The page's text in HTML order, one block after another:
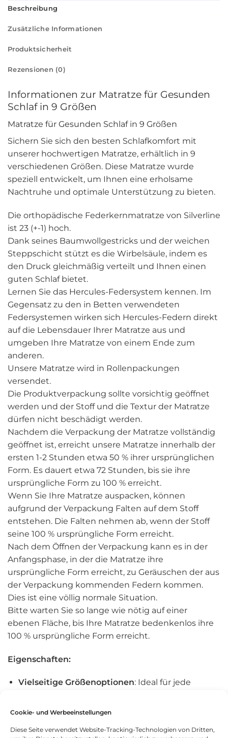
Cookie- und Werbeeinstellungen
Diese Seite verwendet Website-Tracking-Technologien von Dritten,
Beschreibung
Zusätzliche Informationen
Produktsicherheit
Rezensionen (0)
Informationen zur Matratze für Gesunden
Schlaf in 9 Größen
Matratze für Gesunden Schlaf in 9 Größen
Sichern Sie sich den besten Schlafkomfort mit
unserer hochwertigen Matratze, erhältlich in 9
verschiedenen Größen. Diese Matratze wurde
speziell entwickelt, um Ihnen eine erholsame
Nachtruhe und optimale Unterstützung zu bieten.
Die orthopädische Federkernmatratze von Silverline
ist 23 (+-1) hoch.
Dank seines Baumwollgestricks und der weichen
Steppschicht stützt es die Wirbelsäule, indem es
den Druck gleichmäßig verteilt und Ihnen einen
guten Schlaf bietet.
Lernen Sie das Hercules-Federsystem kennen. Im
Gegensatz zu den in Betten verwendeten
Federsystemen wirken sich Hercules-Federn direkt
auf die Lebensdauer Ihrer Matratze aus und
umgeben Ihre Matratze von einem Ende zum
anderen.
Unsere Matratze wird in Rollenpackungen
versendet.
Die Produktverpackung sollte vorsichtig geöffnet
werden und der Stoff und die Textur der Matratze
dürfen nicht beschädigt werden.
Nachdem die Verpackung der Matratze vollständig
geöffnet ist, erreicht unsere Matratze innerhalb der
ersten 1-2 Stunden etwa 50 % ihrer ursprünglichen
Form. Es dauert etwa 72 Stunden, bis sie ihre
ursprüngliche Form zu 100 % erreicht.
Wenn Sie Ihre Matratze auspacken, können
aufgrund der Verpackung Falten auf dem Stoff
entstehen. Die Falten nehmen ab, wenn der Stoff
seine 100 % ursprüngliche Form erreicht.
Nach dem Öffnen der Verpackung kann es in der
Anfangsphase, in der die Matratze ihre
ursprüngliche Form erreicht, zu Geräuschen der aus
der Verpackung kommenden Federn kommen.
Dies ist eine völlig normale Situation.
Bitte warten Sie so lange wie nötig auf einer
ebenen Fläche, bis Ihre Matratze bedenkenlos ihre
100 % ursprüngliche Form erreicht.
Eigenschaften:
Vielseitige Größenoptionen: Ideal für jede
Orthopädische Unterstützung
optimale Ausrichtung der Wirbelsäule und